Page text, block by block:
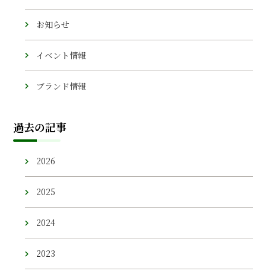
お知らせ
イベント情報
ブランド情報
過去の記事
2026
2025
2024
2023